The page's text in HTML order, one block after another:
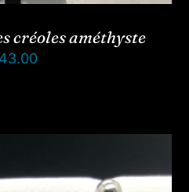
créoles améthyste
43.00